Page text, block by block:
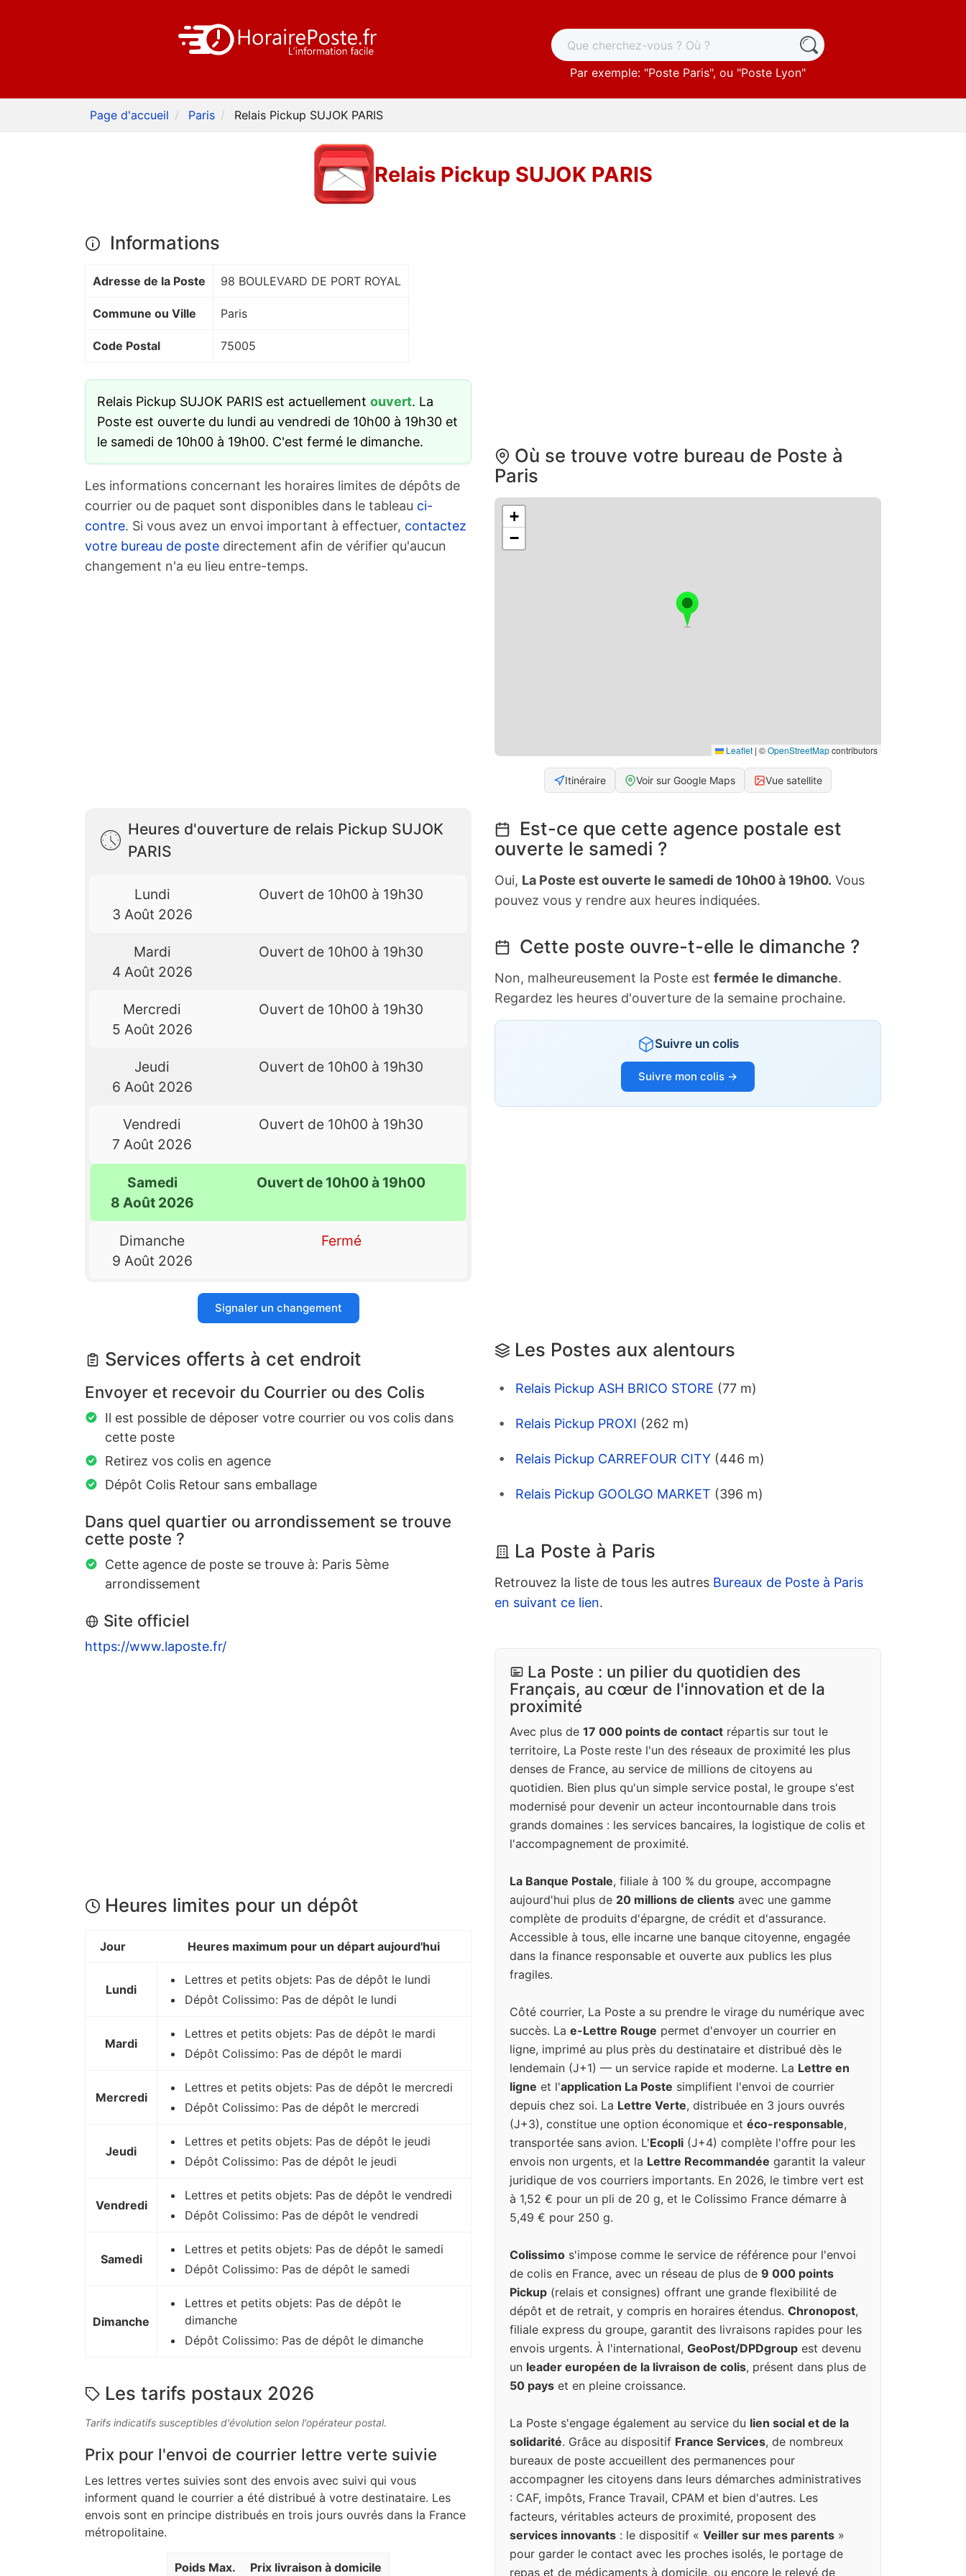
Par exemple: "Poste Paris", ou "Poste Lyon"
Page d'accueil Paris Relais Pickup SUJOK PARIS
Relais Pickup SUJOK PARIS
Informations
Adresse de la Poste 98 BOULEVARD DE PORT ROYAL
Commune ou Ville Paris
Code Postal 75005
Relais Pickup SUJOK PARIS est actuellement ouvert. La
Poste est ouverte du lundi au vendredi de 10h00 à 19h30 et
le samedi de 10h00 à 19h00. C'est fermé le dimanche.
Les informations concernant les horaires limites de dépôts de
courrier ou de paquet sont disponibles dans le tableau ci-
contre. Si vous avez un envoi important à effectuer, contactez
votre bureau de poste directement afin de vérifier qu'aucun
changement n'a eu lieu entre-temps.
Heures d'ouverture de relais Pickup SUJOK
PARIS
Lundi
3 Août 2026
Ouvert de 10h00 à 19h30
Mardi
4 Août 2026
Ouvert de 10h00 à 19h30
Mercredi
5 Août 2026
Ouvert de 10h00 à 19h30
Jeudi
6 Août 2026
Ouvert de 10h00 à 19h30
Vendredi
7 Août 2026
Ouvert de 10h00 à 19h30
Samedi
8 Août 2026
Ouvert de 10h00 à 19h00
Dimanche
9 Août 2026
Fermé
Signaler un changement
Services offerts à cet endroit
Envoyer et recevoir du Courrier ou des Colis
Il est possible de déposer votre courrier ou vos colis dans
cette poste
Retirez vos colis en agence
Dépôt Colis Retour sans emballage
Dans quel quartier ou arrondissement se trouve
cette poste ?
Cette agence de poste se trouve à: Paris 5ème
arrondissement
Site officiel
https://www.laposte.fr/
Heures limites pour un dépôt
Jour Heures maximum pour un départ aujourd'hui
Lundi
Lettres et petits objets: Pas de dépôt le lundi
Dépôt Colissimo: Pas de dépôt le lundi
Mardi
Lettres et petits objets: Pas de dépôt le mardi
Dépôt Colissimo: Pas de dépôt le mardi
Mercredi
Lettres et petits objets: Pas de dépôt le mercredi
Dépôt Colissimo: Pas de dépôt le mercredi
Jeudi
Lettres et petits objets: Pas de dépôt le jeudi
Dépôt Colissimo: Pas de dépôt le jeudi
Vendredi
Lettres et petits objets: Pas de dépôt le vendredi
Dépôt Colissimo: Pas de dépôt le vendredi
Samedi
Lettres et petits objets: Pas de dépôt le samedi
Dépôt Colissimo: Pas de dépôt le samedi
Dimanche
Lettres et petits objets: Pas de dépôt le
dimanche
Dépôt Colissimo: Pas de dépôt le dimanche
Les tarifs postaux 2026
Tarifs indicatifs susceptibles d'évolution selon l'opérateur postal.
Prix pour l'envoi de courrier lettre verte suivie
Les lettres vertes suivies sont des envois avec suivi qui vous
informent quand le courrier a été distribué à votre destinataire. Les
envois sont en principe distribués en trois jours ouvrés dans la France
métropolitaine.
Poids Max. Prix livraison à domicile
Où se trouve votre bureau de Poste à
Paris
+
−
Leaflet | ©OpenStreetMapcontributors
Itinéraire Voir sur Google Maps Vue satellite
Est-ce que cette agence postale est
ouverte le samedi ?
Oui, La Poste est ouverte le samedi de 10h00 à 19h00. Vous
pouvez vous y rendre aux heures indiquées.
Cette poste ouvre-t-elle le dimanche ?
Non, malheureusement la Poste est fermée le dimanche.
Regardez les heures d'ouverture de la semaine prochaine.
Suivre un colis
Suivre mon colis →
Les Postes aux alentours
Relais Pickup ASH BRICO STORE (77 m)
Relais Pickup PROXI (262 m)
Relais Pickup CARREFOUR CITY (446 m)
Relais Pickup GOOLGO MARKET (396 m)
La Poste à Paris
Retrouvez la liste de tous les autres Bureaux de Poste à Paris
en suivant ce lien.
La Poste : un pilier du quotidien des
Français, au cœur de l'innovation et de la
proximité
Avec plus de 17 000 points de contact répartis sur tout le
territoire, La Poste reste l'un des réseaux de proximité les plus
denses de France, au service de millions de citoyens au
quotidien. Bien plus qu'un simple service postal, le groupe s'est
modernisé pour devenir un acteur incontournable dans trois
grands domaines : les services bancaires, la logistique de colis et
l'accompagnement de proximité.
La Banque Postale, filiale à 100 % du groupe, accompagne
aujourd'hui plus de 20 millions de clients avec une gamme
complète de produits d'épargne, de crédit et d'assurance.
Accessible à tous, elle incarne une banque citoyenne, engagée
dans la finance responsable et ouverte aux publics les plus
fragiles.
Côté courrier, La Poste a su prendre le virage du numérique avec
succès. La e-Lettre Rouge permet d'envoyer un courrier en
ligne, imprimé au plus près du destinataire et distribué dès le
lendemain (J+1) — un service rapide et moderne. La Lettre en
ligne et l'application La Poste simplifient l'envoi de courrier
depuis chez soi. La Lettre Verte, distribuée en 3 jours ouvrés
(J+3), constitue une option économique et éco-responsable,
transportée sans avion. L'Ecopli (J+4) complète l'offre pour les
envois non urgents, et la Lettre Recommandée garantit la valeur
juridique de vos courriers importants. En 2026, le timbre vert est
à 1,52 € pour un pli de 20 g, et le Colissimo France démarre à
5,49 € pour 250 g.
Colissimo s'impose comme le service de référence pour l'envoi
de colis en France, avec un réseau de plus de 9 000 points
Pickup (relais et consignes) offrant une grande flexibilité de
dépôt et de retrait, y compris en horaires étendus. Chronopost,
filiale express du groupe, garantit des livraisons rapides pour les
envois urgents. À l'international, GeoPost/DPDgroup est devenu
un leader européen de la livraison de colis, présent dans plus de
50 pays et en pleine croissance.
La Poste s'engage également au service du lien social et de la
solidarité. Grâce au dispositif France Services, de nombreux
bureaux de poste accueillent des permanences pour
accompagner les citoyens dans leurs démarches administratives
: CAF, impôts, France Travail, CPAM et bien d'autres. Les
facteurs, véritables acteurs de proximité, proposent des
services innovants : le dispositif « Veiller sur mes parents »
pour garder le contact avec les proches isolés, le portage de
repas et de médicaments à domicile, ou encore le relevé de